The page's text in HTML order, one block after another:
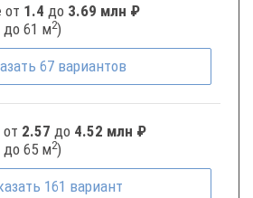
от 1.4 до 3.69 млн ₽
61 м2)
67 вариантов
от 2.57 до 4.52 млн ₽
65 м2)
161 вариант